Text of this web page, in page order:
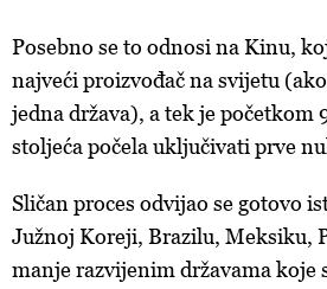
Posebno se to odnosi na Kinu,
najveći proizvođač na svijetu
jedna država), a tek je početkom
stoljeća počela uključivati prve
Sličan proces odvijao se gotovo
Južnoj Koreji, Brazilu, Meksiku,
manje razvijenim državama koje